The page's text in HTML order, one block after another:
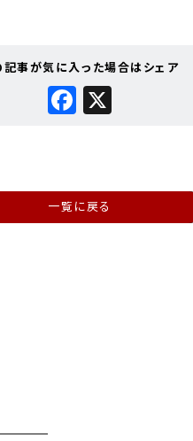
記事が気に入った場合はシェア
Facebook
一覧に戻る